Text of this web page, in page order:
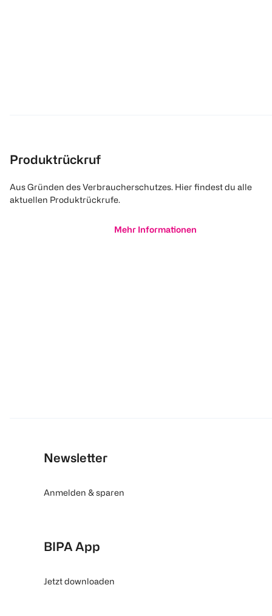
Produktrückruf
Aus Gründen des Verbraucherschutzes. Hier findest du alle
aktuellen Produktrückrufe.
Mehr Informationen
Newsletter
Anmelden & sparen
BIPA App
Jetzt downloaden